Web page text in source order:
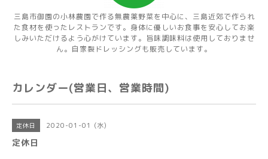
三島市御園の小林農園で作る無農薬野菜を中心に、三島近郊で作られ
た食材を使ったレストランです。身体に優しいお食事を安心してお楽
しみいただけるよう心がけています。旨味調味料は使用しておりませ
ん。自家製ドレッシングも販売しています。
カレンダー(営業日、営業時間)
定休日 2020-01-01 (水)
定休日